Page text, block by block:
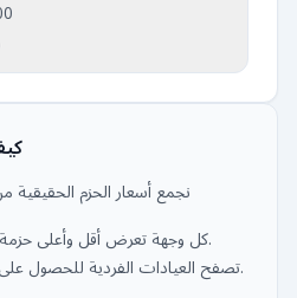
نجمع أسعار الحزم الحقيقية
كل وجهة تعرض أقل وأعلى حزمة مدرجة في تلك المدينة.
تصفح العيادات الفردية للحصول على تفاصيل الحزمة الكاملة.